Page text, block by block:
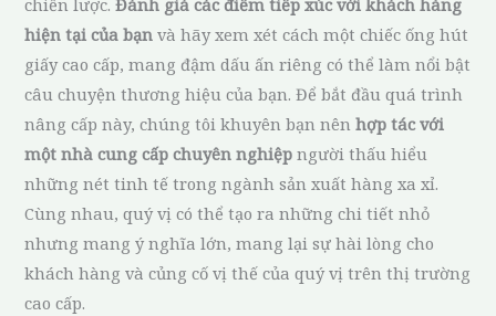
chiến lược.Đánh giá các điểm tiếp xúc với khách hàng
hiện tại của bạn và hãy xem xét cách một chiếc ống hút
giấy cao cấp, mang đậm dấu ấn riêng có thể làm nổi bật
câu chuyện thương hiệu của bạn. Để bắt đầu quá trình
nâng cấp này, chúng tôi khuyên bạn nênhợp tác với
một nhà cung cấp chuyên nghiệp người thấu hiểu
những nét tinh tế trong ngành sản xuất hàng xa xỉ.
Cùng nhau, quý vị có thể tạo ra những chi tiết nhỏ
nhưng mang ý nghĩa lớn, mang lại sự hài lòng cho
khách hàng và củng cố vị thế của quý vị trên thị trường
cao cấp.